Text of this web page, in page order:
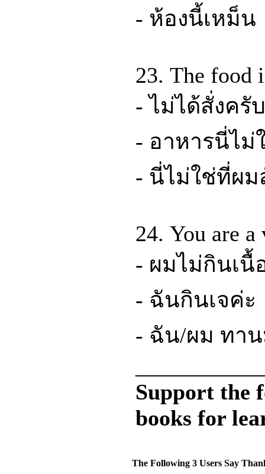
- ห้องนี้เหม็น
23. The food
- ไม่ได้สั่งครั
- อาหารนี่ไม่
- นี่ไม่ใช่ที่ผม
24. You are a
- ผมไม่กินเนื้
- ฉันกินเจค่ะ
- ฉัน/ผม ทา
Support the
books for
The Following 3 Users Say